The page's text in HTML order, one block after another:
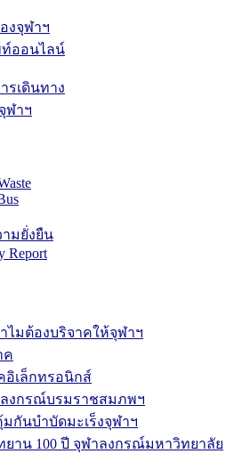
งจุฬาฯ
ออนไลน์
รเดินทาง
ฬาฯ
มยั่งยืน
Report
ไมต้องบริจาคให้จุฬาฯ
ค
อิเล็กทรอนิกส์
งกรณ์บรมราชสมภพฯ
กันบำบัดมะเร็งจุฬาฯ
ยาน 100 ปี จุฬาลงกรณ์มหาวิทยาลัย